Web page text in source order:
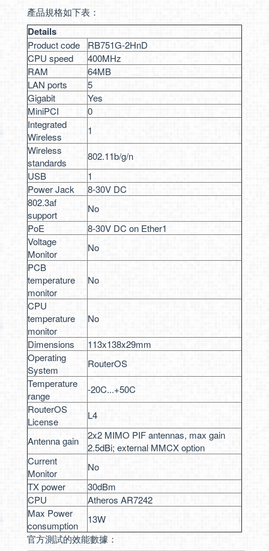
產品規格如下表：
Details
Product code
RB751G-2HnD
CPU speed
400MHz
RAM
64MB
LAN ports
5
Gigabit
Yes
MiniPCI
0
Integrated
Wireless
1
Wireless
standards
802.11b/g/n
USB
1
Power Jack
8-30V DC
802.3af
support
No
PoE
8-30V DC on Ether1
Voltage
Monitor
No
PCB
temperature
monitor
No
CPU
temperature
monitor
No
Dimensions
113x138x29mm
Operating
System
RouterOS
Temperature
range
-20C...+50C
RouterOS
License
L4
Antenna gain
2x2 MIMO PIF antennas, max gain
2.5dBi; external MMCX option
Current
Monitor
No
TX power
30dBm
CPU
Atheros AR7242
Max Power
consumption
13W
官方測試的效能數據：